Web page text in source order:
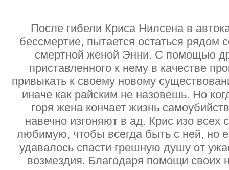
После гибели Криса Нилсена в
бессмертие, пытается остаться рядом
смертной женой Энни. С помощью
приставленного к нему в качестве
привыкать к своему новому
иначе как райским не назовешь. Но
горя жена кончает жизнь
навечно изгоняют в ад. Крис изо всех
любимую, чтобы всегда быть с ней, но
удавалось спасти грешную душу от
возмездия. Благодаря помощи своих